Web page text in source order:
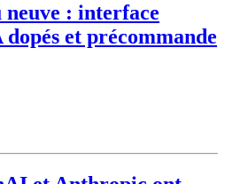
: interface
et précommande